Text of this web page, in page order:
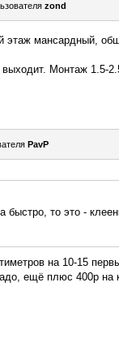
zond
этаж мансардный,
Монтаж 1.5-
PavP
то это -
на 10-15
ещё плюс 400р на